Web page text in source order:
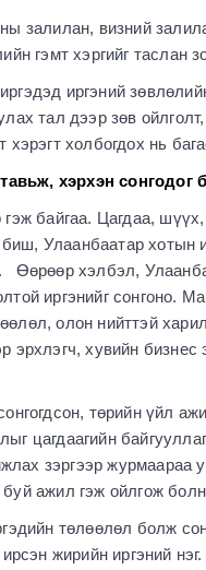
залилан, визний
гэмт хэргийг
иргэний
тал дээр зөв
холбогдох нь
хэрхэн сонгодог
гэж байгаа. Цагдаа,
Улаанбаатар хотын
хэлбэл,
иргэнийг сонгоно.
олон нийттэй
хувийн бизнес
төрийн үйл
цагдаагийн
зэргээр журмаараа
ажил гэж ойлгож
төлөөлөл болж
жирийн иргэний